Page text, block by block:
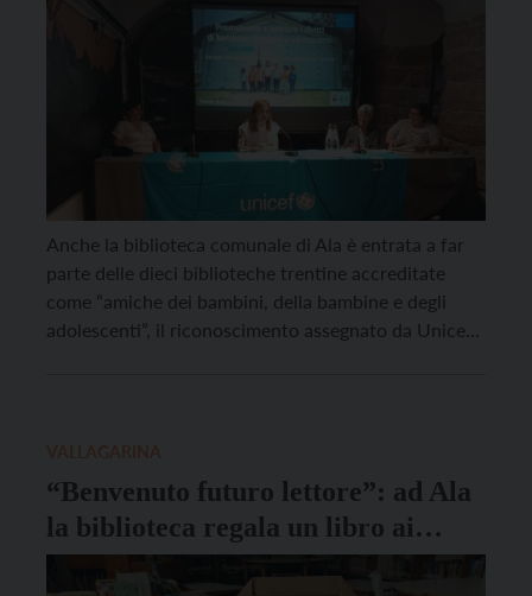
Anche la biblioteca comunale di Ala è entrata a far
parte delle dieci biblioteche trentine accreditate
come “amiche dei bambini, della bambine e degli
adolescenti”, il riconoscimento assegnato da Unicef
“Benvenuto futuro lettore”: ad Ala
la biblioteca regala un libro ai
nuovi nati